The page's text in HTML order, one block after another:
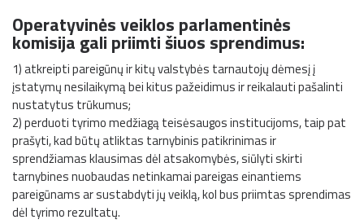
Operatyvinės veiklos parlamentinės
komisija gali priimti šiuos sprendimus:
1) atkreipti pareigūnų ir kitų valstybės tarnautojų dėmesį į
įstatymų nesilaikymą bei kitus pažeidimus ir reikalauti pašalinti
nustatytus trūkumus;
2) perduoti tyrimo medžiagą teisėsaugos institucijoms, taip pat
prašyti, kad būtų atliktas tarnybinis patikrinimas ir
sprendžiamas klausimas dėl atsakomybės, siūlyti skirti
tarnybines nuobaudas netinkamai pareigas einantiems
pareigūnams ar sustabdyti jų veiklą, kol bus priimtas sprendimas
dėl tyrimo rezultatų.